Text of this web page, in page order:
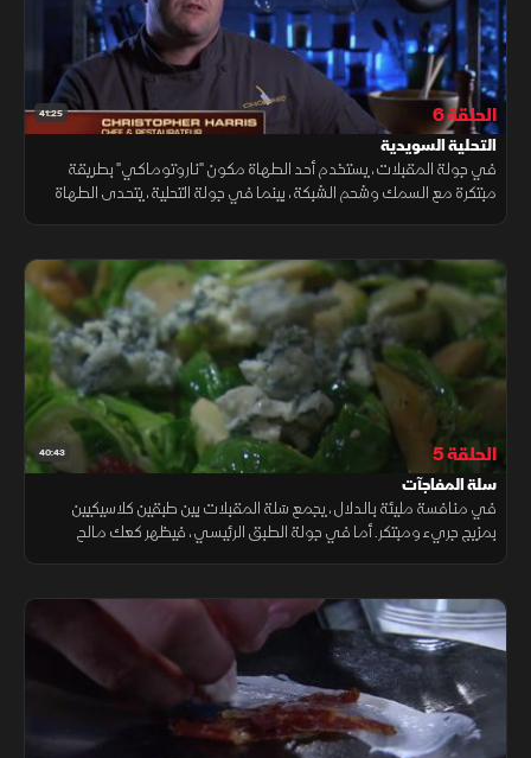
41:25 الحلقة 6
التحلية السويدية
في جولة المقبلات، يستخدم أحد الطهاة مكون "ناروتوماكي" بطريقة
مبتكرة مع السمك وشحم الشبكة، بينما في جولة التحلية، يتحدى الطهاة
40:43 الحلقة 5
سلة المفاجآت
في منافسة مليئة بالدلال، يجمع سَلة المقبلات بين طبقين كلاسيكيين
بمزيج جريء ومبتكر. أما في جولة الطبق الرئيسي، فيظهر كعك مالح